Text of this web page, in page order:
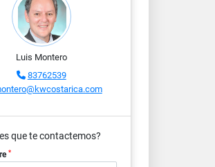
Luis Montero
83762539
que te contactemos?
*